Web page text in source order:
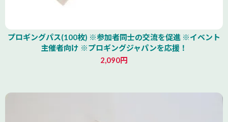
プロギングパス(100枚) ※参加者同士の交流を促進 ※イベント
主催者向け ※プロギングジャパンを応援！
2,090円